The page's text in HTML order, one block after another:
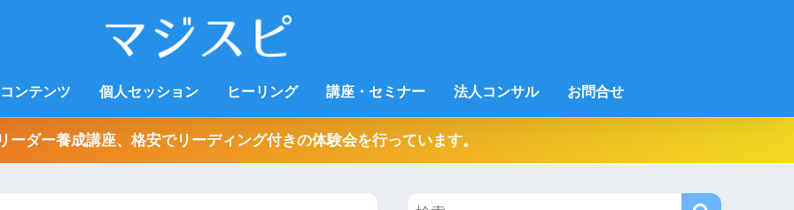
ンテンツ 個人セッション ヒーリング 講座・セミナー 法人コンサル お問合せ
ーダー養成講座、格安でリーディング付きの体験会を行っています。